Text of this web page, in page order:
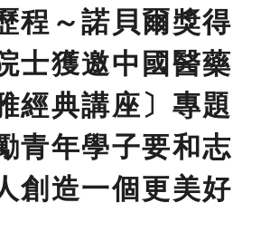
程～諾貝爾獎得
士獲邀中國醫藥
經典講座〕專題
青年學子要和志
創造一個更美好